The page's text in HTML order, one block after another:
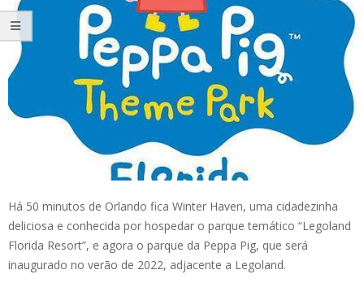
Há 50 minutos de Orlando fica Winter Haven, uma cidadezinha
deliciosa e conhecida por hospedar o parque temático “Legoland
Florida Resort”, e agora o parque da Peppa Pig, que será
inaugurado no verão de 2022, adjacente a Legoland.